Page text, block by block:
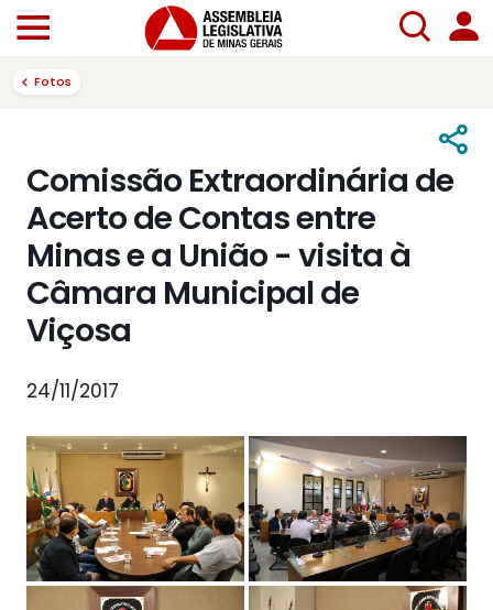
Fotos
Comissão Extraordinária de
Acerto de Contas entre
Minas e a União - visita à
Câmara Municipal de
Viçosa
24/11/2017